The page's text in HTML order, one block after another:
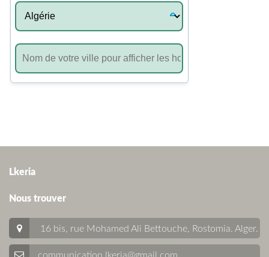
Lkeria
Nous trouver
16 bis, rue Mohamed Ali Bettouche, Rostomia. Alger.